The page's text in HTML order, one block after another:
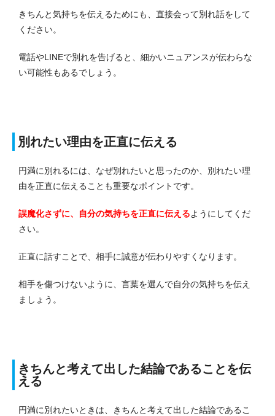
きちんと気持ちを伝えるためにも、直接会って別れ話をして
ください。
電話やLINEで別れを告げると、細かいニュアンスが伝わらな
い可能性もあるでしょう。
別れたい理由を正直に伝える
円満に別れるには、なぜ別れたいと思ったのか、別れたい理
由を正直に伝えることも重要なポイントです。
誤魔化さずに、自分の気持ちを正直に伝えるようにしてくだ
さい。
正直に話すことで、相手に誠意が伝わりやすくなります。
相手を傷つけないように、言葉を選んで自分の気持ちを伝え
ましょう。
きちんと考えて出した結論であることを伝
える
円満に別れたいときは、きちんと考えて出した結論であるこ